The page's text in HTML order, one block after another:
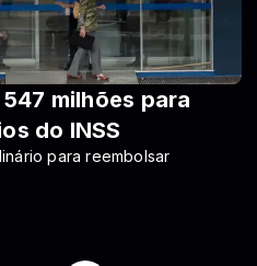
milhões para
do INSS
para reembolsar